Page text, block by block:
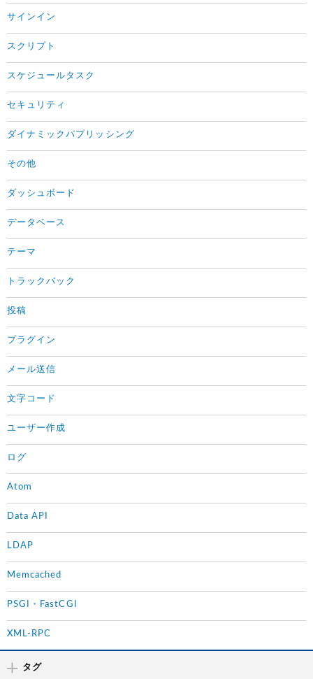
サインイン
スクリプト
スケジュールタスク
セキュリティ
ダイナミックパブリッシング
その他
ダッシュボード
データベース
テーマ
トラックバック
投稿
プラグイン
メール送信
文字コード
ユーザー作成
ログ
Atom
Data API
LDAP
Memcached
PSGI・FastCGI
XML-RPC
タグ